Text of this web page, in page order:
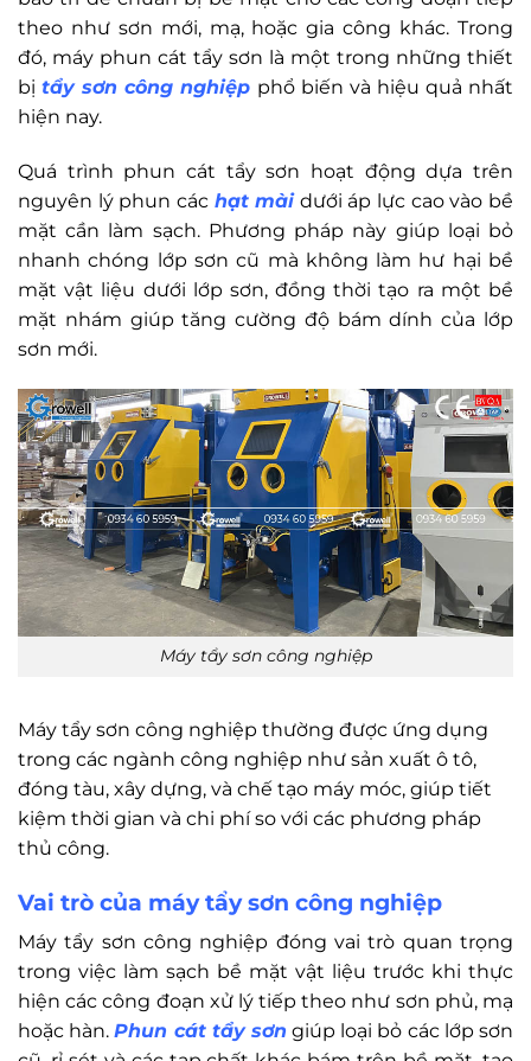
theo như sơn mới, mạ, hoặc gia công khác. Trong
đó, máy phun cát tẩy sơn là một trong những thiết
bịtẩy sơn công nghiệp phổ biến và hiệu quả nhất
hiện nay.
Quá trình phun cát tẩy sơn hoạt động dựa trên
nguyên lý phun các hạt màidưới áp lực cao vào bề
mặt cần làm sạch. Phương pháp này giúp loại bỏ
nhanh chóng lớp sơn cũ mà không làm hư hại bề
mặt vật liệu dưới lớp sơn, đồng thời tạo ra một bề
mặt nhám giúp tăng cường độ bám dính của lớp
sơn mới.
Máy tẩy sơn công nghiệp
Máy tẩy sơn công nghiệp thường được ứng dụng
trong các ngành công nghiệp như sản xuất ô tô,
đóng tàu, xây dựng, và chế tạo máy móc, giúp tiết
kiệm thời gian và chi phí so với các phương pháp
thủ công.
Vai trò của máy tẩy sơn công nghiệp
Máy tẩy sơn công nghiệp đóng vai trò quan trọng
trong việc làm sạch bề mặt vật liệu trước khi thực
hiện các công đoạn xử lý tiếp theo như sơn phủ, mạ
hoặc hàn.Phun cát tẩy sơn giúp loại bỏ các lớp sơn